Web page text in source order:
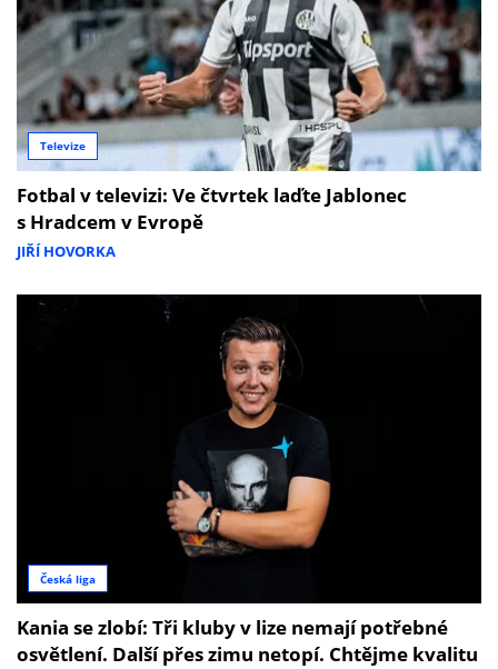
Televize
Fotbal v televizi: Ve čtvrtek laďte Jablonec
s Hradcem v Evropě
JIŘÍ HOVORKA
Česká liga
Kania se zlobí: Tři kluby v lize nemají potřebné
osvětlení. Další přes zimu netopí. Chtějme kvalitu